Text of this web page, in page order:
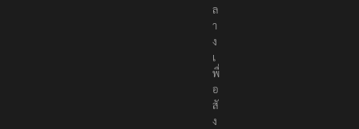
ล
า
ง
เ
พื่
อ
สั
ง